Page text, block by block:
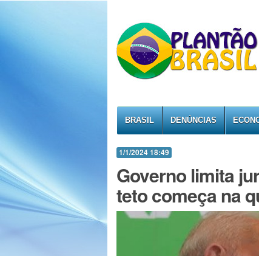
BRASIL DENÚNCIAS
1/1/2024 18:49
Governo limita
teto começa na